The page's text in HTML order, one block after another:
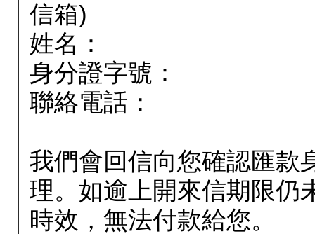
信箱)
姓名：
身分證字號：
聯絡電話：
我們會回信向您確認匯款
理。如逾上開來信期限仍
時效，無法付款給您。